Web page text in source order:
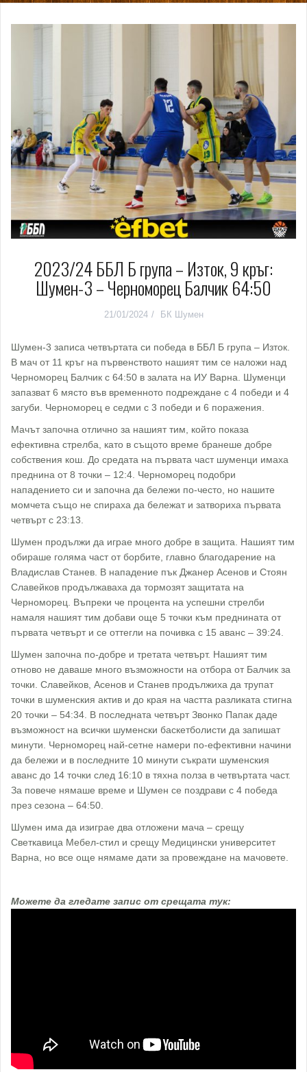
2023/24 ББЛ Б група – Изток, 9 кръг:
Шумен-3 – Черноморец Балчик 64:50
21/01/2024 БК Шумен
Шумен-3 записа четвъртата си победа в ББЛ Б група – Изток.
В мач от 11 кръг на първенството нашият тим се наложи над
Черноморец Балчик с 64:50 в залата на ИУ Варна. Шуменци
запазват 6 място във временното подреждане с 4 победи и 4
загуби. Черноморец е седми с 3 победи и 6 поражения.
Мачът започна отлично за нашият тим, който показа
ефективна стрелба, като в същото време бранеше добре
собствения кош. До средата на първата част шуменци имаха
преднина от 8 точки – 12:4. Черноморец подобри
нападението си и започна да бележи по-често, но нашите
момчета също не спираха да бележат и затвориха първата
четвърт с 23:13.
Шумен продължи да играе много добре в защита. Нашият тим
обираше голяма част от борбите, главно благодарение на
Владислав Станев. В нападение пък Джанер Асенов и Стоян
Славейков продължаваха да тормозят защитата на
Черноморец. Въпреки че процента на успешни стрелби
намаля нашият тим добави още 5 точки към преднината от
първата четвърт и се оттегли на почивка с 15 аванс – 39:24.
Шумен започна по-добре и третата четвърт. Нашият тим
отново не даваше много възможности на отбора от Балчик за
точки. Славейков, Асенов и Станев продължиха да трупат
точки в шуменския актив и до края на частта разликата стигна
20 точки – 54:34. В последната четвърт Звонко Папак даде
възможност на всички шуменски баскетболисти да запишат
минути. Черноморец най-сетне намери по-ефективни начини
да бележи и в последните 10 минути съкрати шуменския
аванс до 14 точки след 16:10 в тяхна полза в четвъртата част.
За повече нямаше време и Шумен се поздрави с 4 победа
през сезона – 64:50.
Шумен има да изиграе два отложени мача – срещу
Светкавица Мебел-стил и срещу Медицински университет
Варна, но все още нямаме дати за провеждане на мачовете.
Можете да гледате запис от срещата тук: